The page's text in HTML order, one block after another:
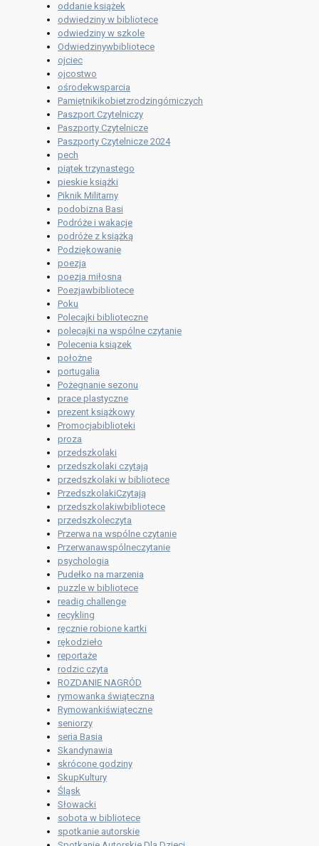
oddanie książek
odwiedziny w bibliotece
odwiedziny w szkole
Odwiedzinywbibliotece
ojciec
ojcostwo
ośrodekwsparcia
Pamiętnikikobietzrodzingórniczych
Paszport Czytelniczy
Paszporty Czytelnicze
Paszporty Czytelnicze 2024
pech
piątek trzynastego
pieskie książki
Piknik Militarny
podobizna Basi
Podróże i wakacje
podróże z książką
Podziękowanie
poezja
poezja miłosna
Poezjawbibliotece
Poku
Polecajki biblioteczne
polecajki na wspólne czytanie
Polecenia ksiązek
położne
portugalia
Pożegnanie sezonu
prace plastyczne
prezent książkowy
Promocjabiblioteki
proza
przedszkolaki
przedszkolaki czytają
przedszkolaki w bibliotece
PrzedszkolakiCzytają
przedszkolakiwbibliotece
przedszkoleczyta
Przerwa na wspólne czytanie
Przerwanawspólneczytanie
psychologia
Pudełko na marzenia
puzzle w bibliotece
readig challenge
recykling
ręcznie robione kartki
rękodzieło
reportaże
rodzic czyta
ROZDANIE NAGRÓD
rymowanka świąteczna
Rymowankiświąteczne
seniorzy
seria Basia
Skandynawia
skrócone godziny
SkupKultury
Śląsk
Słowacki
sobota w bibliotece
spotkanie autorskie